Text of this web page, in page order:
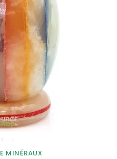
MINÉRAUX